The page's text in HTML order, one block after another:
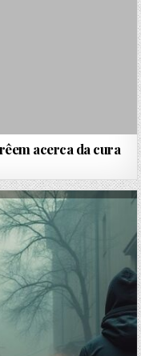
acerca da cura